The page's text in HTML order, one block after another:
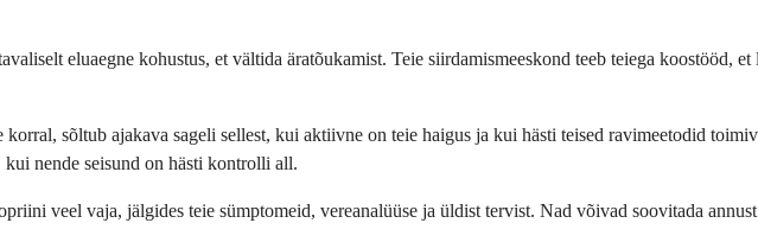
eluaegne kohustus, et vältida äratõukamist. Teie siirdamismeeskond teeb teiega koostööd,
sõltub ajakava sageli sellest, kui aktiivne on teie haigus ja kui hästi teised ravimeetodid
nende seisund on hästi kontrolli all.
veel vaja, jälgides teie sümptomeid, vereanalüüse ja üldist tervist. Nad võivad soovitada